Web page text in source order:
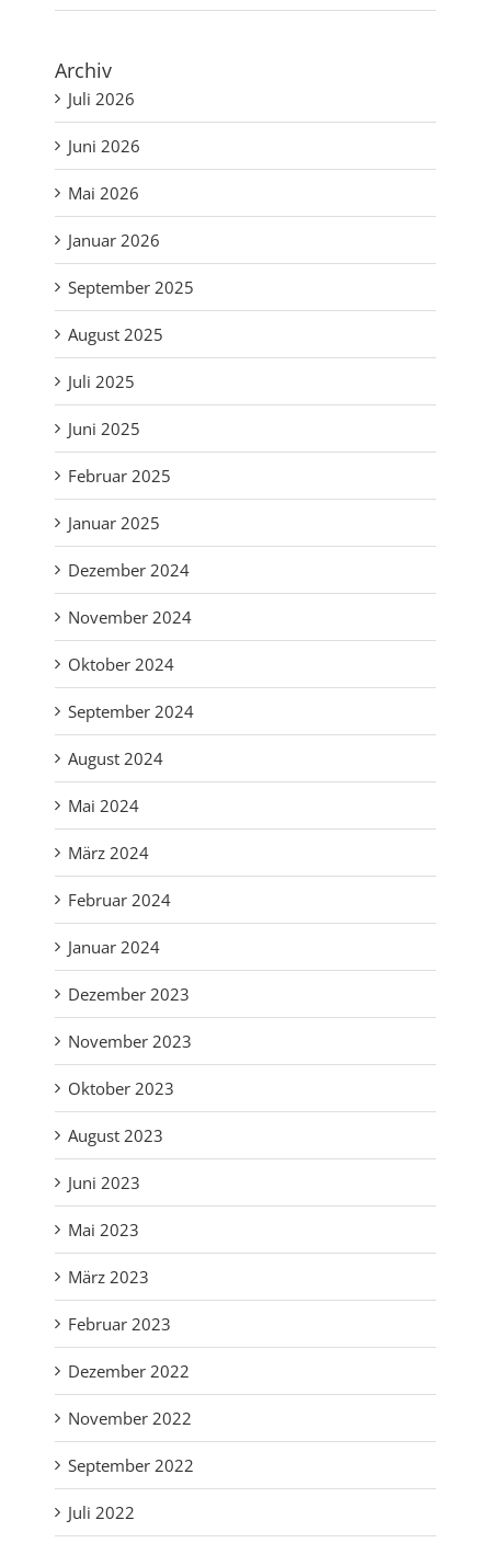
Archiv
Juli 2026
Juni 2026
Mai 2026
Januar 2026
September 2025
August 2025
Juli 2025
Juni 2025
Februar 2025
Januar 2025
Dezember 2024
November 2024
Oktober 2024
September 2024
August 2024
Mai 2024
März 2024
Februar 2024
Januar 2024
Dezember 2023
November 2023
Oktober 2023
August 2023
Juni 2023
Mai 2023
März 2023
Februar 2023
Dezember 2022
November 2022
September 2022
Juli 2022